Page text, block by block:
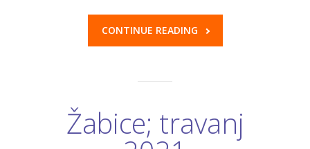
CONTINUE READING
Žabice; travanj